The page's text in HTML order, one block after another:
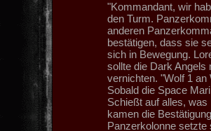
"Kommandant, wir
den Turm.
anderen
bestätigen, dass sie
sich in Bewegung.
sollte die Dark
vernichten. "Wolf 1 an
Sobald die Space
Schießt auf alles,
kamen die
Panzerkolonne setzte